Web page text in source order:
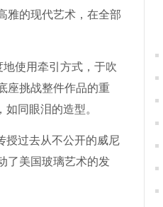
雅的现代艺术，在全部
使用牵引方式，于吹
座挑战整件作品的重
同眼泪的造型。
过去从不公开的威尼
了美国玻璃艺术的发